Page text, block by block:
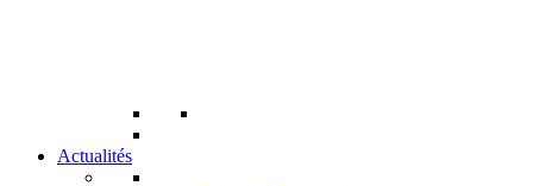
Actualités